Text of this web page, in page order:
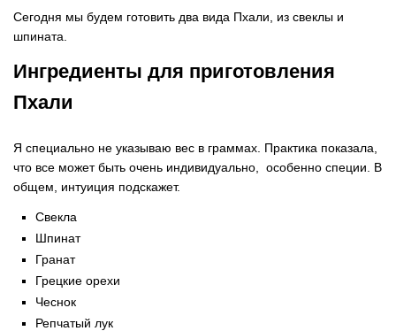
Сегодня мы будем готовить два вида Пхали, из свеклы и
шпината.
Ингредиенты для приготовления
Пхали
Я специально не указываю вес в граммах. Практика показала,
что все может быть очень индивидуально, особенно специи. В
общем, интуиция подскажет.
Свекла
Шпинат
Гранат
Грецкие орехи
Чеснок
Репчатый лук